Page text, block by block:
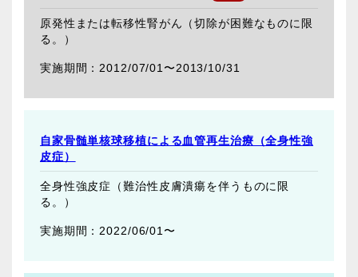
原発性または転移性腎がん（切除が困難なものに限
る。）
2012/07/01〜2013/10/31
自家骨髄単核球移植による血管再生治療（全身性強
皮症）
全身性強皮症（難治性皮膚潰瘍を伴うものに限
る。）
2022/06/01〜